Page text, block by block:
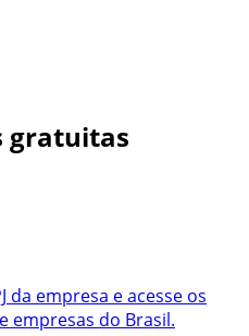
gratuitas
da empresa e acesse os
empresas do Brasil.